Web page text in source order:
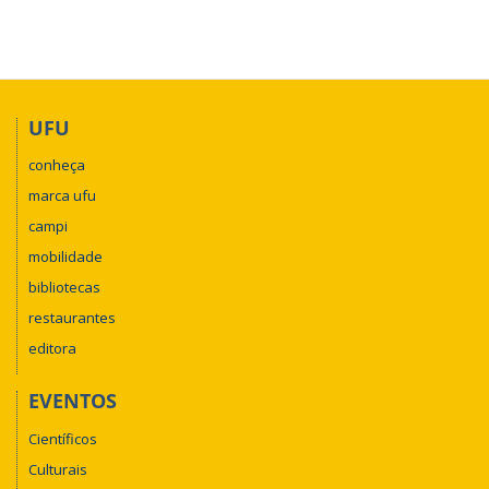
UFU
conheça
marca ufu
campi
mobilidade
bibliotecas
restaurantes
editora
EVENTOS
Científicos
Culturais